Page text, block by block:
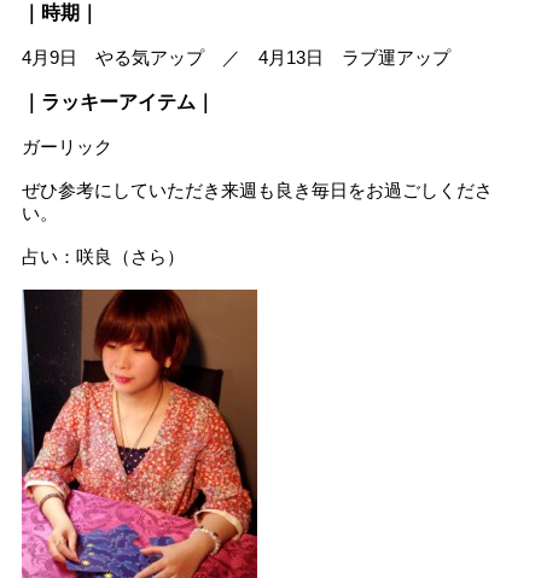
｜時期｜
4月9日 やる気アップ ／ 4月13日 ラブ運アップ
｜ラッキーアイテム｜
ガーリック
ぜひ参考にしていただき来週も良き毎日をお過ごしくださ
い。
占い：咲良（さら）